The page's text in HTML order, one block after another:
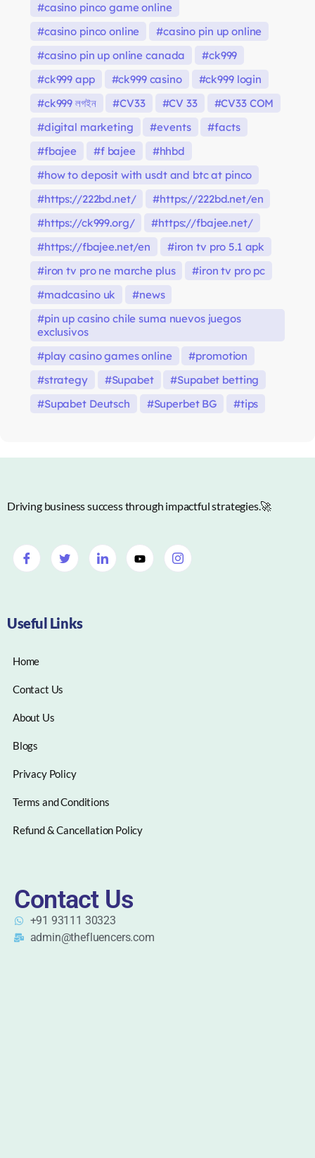
casino pinco game online
casino pinco online
casino pin up online
casino pin up online canada
ck999
ck999 app
ck999 casino
ck999 login
ck999 লগইন
CV33 CV 33
CV33 COM
digital marketing
events
facts
fbajee
f bajee
hhbd
how to deposit with usdt and btc at pinco
https://222bd.net/
https://222bd.net/en
https://ck999.org/
https://fbajee.net/
https://fbajee.net/en
iron tv pro 5.1 apk
iron tv pro ne marche plus
iron tv pro pc
madcasino uk
news
pin up casino chile suma nuevos juegos
exclusivos
play casino games online
promotion
strategy
Supabet
Supabet betting
Supabet Deutsch
Superbet BG tips
Driving business success through impactful strategies.🚀
Useful Links
Home
Contact Us
About Us
Blogs
Privacy Policy
Terms and Conditions
Refund & Cancellation Policy
Contact Us
+91 93111 30323
admin@thefluencers.com